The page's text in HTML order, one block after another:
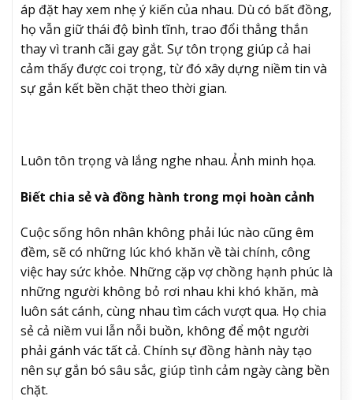
áp đặt hay xem nhẹ ý kiến của nhau. Dù có bất đồng,
họ vẫn giữ thái độ bình tĩnh, trao đổi thẳng thắn
thay vì tranh cãi gay gắt. Sự tôn trọng giúp cả hai
cảm thấy được coi trọng, từ đó xây dựng niềm tin và
sự gắn kết bền chặt theo thời gian.
Luôn tôn trọng và lắng nghe nhau. Ảnh minh họa.
Biết chia sẻ và đồng hành trong mọi hoàn cảnh
Cuộc sống hôn nhân không phải lúc nào cũng êm
đềm, sẽ có những lúc khó khăn về tài chính, công
việc hay sức khỏe. Những cặp vợ chồng hạnh phúc là
những người không bỏ rơi nhau khi khó khăn, mà
luôn sát cánh, cùng nhau tìm cách vượt qua. Họ chia
sẻ cả niềm vui lẫn nỗi buồn, không để một người
phải gánh vác tất cả. Chính sự đồng hành này tạo
nên sự gắn bó sâu sắc, giúp tình cảm ngày càng bền
chặt.